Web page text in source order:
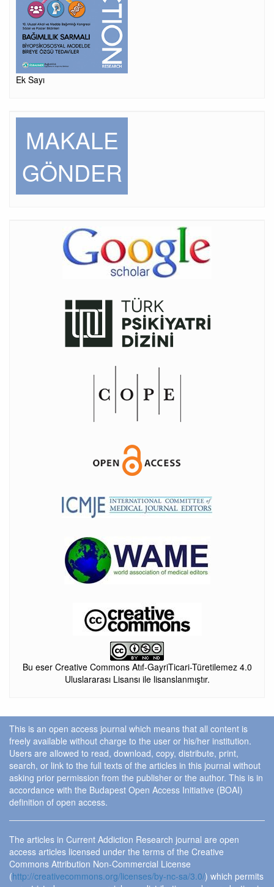
Ek Sayı
MAKALE
GÖNDER
Bu eser Creative Commons Atıf-GayriTicari-Türetilemez 4.0
Uluslararası Lisansı ile lisanslanmıştır.
This is an open access journal which means that all content is
freely available without charge to the user or his/her institution.
Users are allowed to read, download, copy, distribute, print,
search, or link to the full texts of the articles in this journal without
asking prior permission from the publisher or the author. This is in
accordance with the Budapest Open Access Initiative (BOAI)
definition of open access.
The articles in Current Addiction Research journal are open
access articles licensed under the terms of the Creative
Commons Attribution Non-Commercial License
(http://creativecommons.org/licenses/by-nc-sa/3.0/) which permits